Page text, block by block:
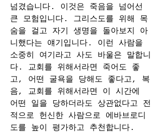
넘겼습니다. 이것은 죽음을 넘어선
큰 모험입니다. 그리스도를 위해 목
숨을 걸고 자기 생명을 돌아보지 아
니했다는 얘기입니다. 이런 사람을
소중히 여기라고 사도 바울은 말합니
다. 교회를 위해서라면 죽어도 좋
고, 어떤 굴욕을 당해도 좋다고, 복
음, 교회를 위해서라면 이 시간에
어떤 일을 당하더라도 상관없다고 전
적으로 헌신한 사람으로 에바브로디
도를 높이 평가하고 추천합니다.